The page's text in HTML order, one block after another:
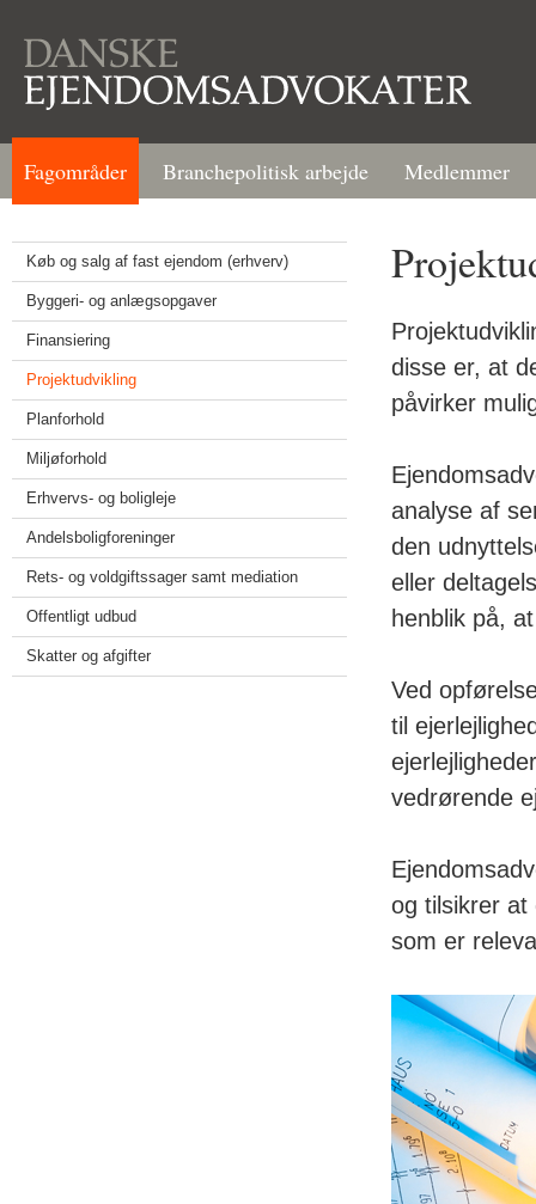
Fagområder Branchepolitisk arbejde Medlemmer
Køb og salg af fast ejendom (erhverv)
Byggeri- og anlægsopgaver
Finansiering
Projektudvikling
Planforhold
Miljøforhold
Erhvervs- og boligleje
Andelsboligforeninger
Rets- og voldgiftssager samt mediation
Offentligt udbud
Skatter og afgifter
disse er, at
påvirker
analyse af
den
eller
henblik på,
Ved
til
vedrørende
og tilsikrer at
som er